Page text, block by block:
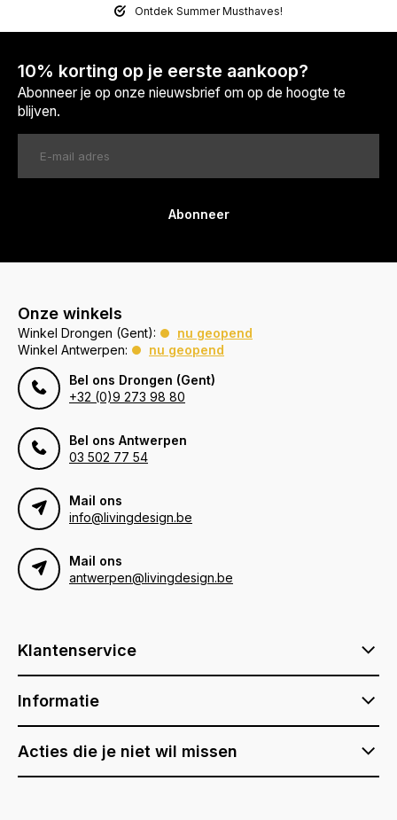
Ontdek Summer Musthaves!
10% korting op je eerste aankoop?
Abonneer je op onze nieuwsbrief om op de hoogte te
blijven.
Abonneer
Onze winkels
Winkel Drongen (Gent):
nu geopend
Winkel Antwerpen:
nu geopend
Bel ons Drongen (Gent)
+32 (0)9 273 98 80
Bel ons Antwerpen
03 502 77 54
Mail ons
info@livingdesign.be
Mail ons
antwerpen@livingdesign.be
Klantenservice
Informatie
Acties die je niet wil missen